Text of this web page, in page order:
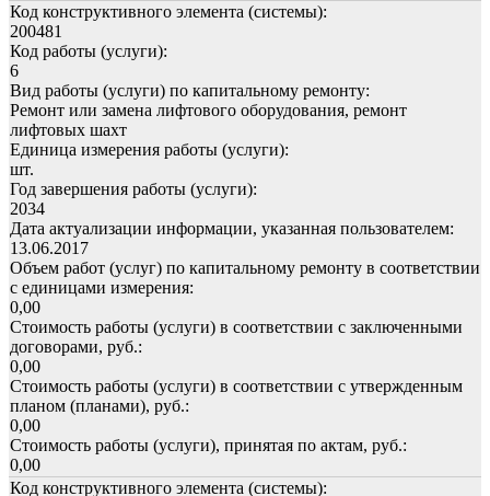
Код конструктивного элемента (системы):
200481
Код работы (услуги):
6
Вид работы (услуги) по капитальному ремонту:
Ремонт или замена лифтового оборудования, ремонт
лифтовых шахт
Единица измерения работы (услуги):
шт.
Год завершения работы (услуги):
2034
Дата актуализации информации, указанная пользователем:
13.06.2017
Объем работ (услуг) по капитальному ремонту в соответствии
с единицами измерения:
0,00
Стоимость работы (услуги) в соответствии с заключенными
договорами, руб.:
0,00
Стоимость работы (услуги) в соответствии с утвержденным
планом (планами), руб.:
0,00
Стоимость работы (услуги), принятая по актам, руб.:
0,00
Код конструктивного элемента (системы):